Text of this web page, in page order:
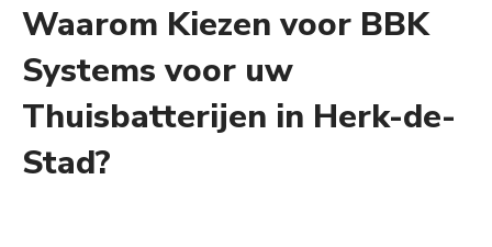
Waarom Kiezen voor BBK
Systems voor uw
Thuisbatterijen in Herk-de-
Stad?